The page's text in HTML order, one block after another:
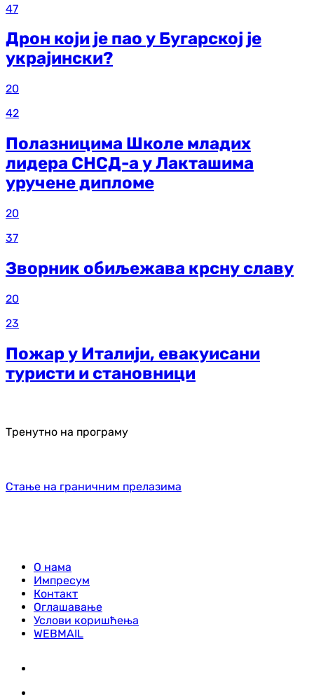
47
Дрон који је пао у Бугарској је
украјински?
20
42
Полазницима Школе младих
лидера СНСД-а у Лакташима
уручене дипломе
20
37
Зворник обиљежава крсну славу
20
23
Пожар у Италији, евакуисани
туристи и становници
Тренутно на програму
Стање на граничним прелазима
О нама
Импресум
Контакт
Оглашавање
Услови коришћења
WEBMAIL